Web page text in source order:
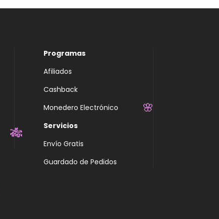
Programas
Afiliados
Cashback
Monedero Electrónico
Servicios
Envío Gratis
Guardado de Pedidos